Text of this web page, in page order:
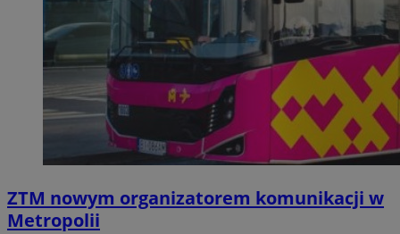
ZTM nowym organizatorem komunikacji w
Metropolii